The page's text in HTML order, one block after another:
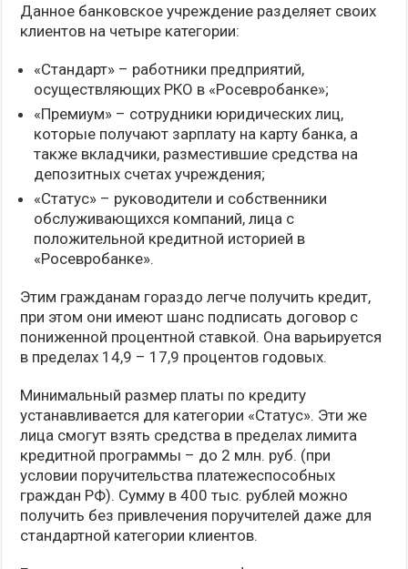
Данное банковское учреждение разделяет своих
клиентов на четыре категории:
«Стандарт» – работники предприятий,
осуществляющих РКО в «Росевробанке»;
«Премиум» – сотрудники юридических лиц,
которые получают зарплату на карту банка, а
также вкладчики, разместившие средства на
депозитных счетах учреждения;
«Статус» – руководители и собственники
обслуживающихся компаний, лица с
положительной кредитной историей в
«Росевробанке».
Этим гражданам гораздо легче получить кредит,
при этом они имеют шанс подписать договор с
пониженной процентной ставкой. Она варьируется
в пределах 14,9 – 17,9 процентов годовых.
Минимальный размер платы по кредиту
устанавливается для категории «Статус». Эти же
лица смогут взять средства в пределах лимита
кредитной программы – до 2 млн. руб. (при
условии поручительства платежеспособных
граждан РФ). Сумму в 400 тыс. рублей можно
получить без привлечения поручителей даже для
стандартной категории клиентов.